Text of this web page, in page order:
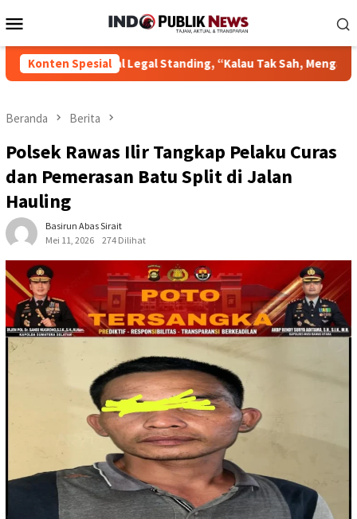
ke
Mobile
Konten Spesial
Legal Standing, “Kalau Tak Sah, Mengapa Gugatan Kami
Beranda Berita
Polsek Rawas Ilir Tangkap Pelaku Curas
dan Pemerasan Batu Split di Jalan
Hauling
Basirun Abas Sirait
Mei 11, 2026
274 Dilihat